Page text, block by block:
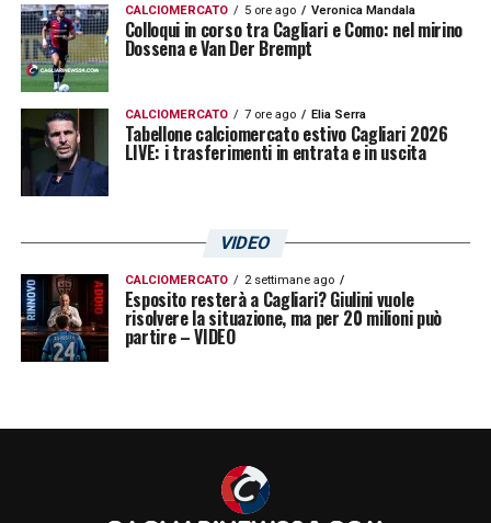
TMW, il nome di Cragno è solo una delle
tante alternative prese in considerazione dal
club rossonero. Solo una
di fatto.
LA PLAYLIST DELLE NOSTRE TOP NEWS
CALCIOMERCATO 5 ore ago Veronica Mandala
Colloqui in corso tra Cagliari e Como: nel mirino
Dossena e Van Der Brempt
CALCIOMERCATO 7 ore ago Elia Serra
Tabellone calciomercato estivo Cagliari 2026
LIVE: i trasferimenti in entrata e in uscita
VIDEO
CALCIOMERCATO 2 settimane ago
Esposito resterà a Cagliari? Giulini vuole
risolvere la situazione, ma per 20 milioni può
partire – VIDEO